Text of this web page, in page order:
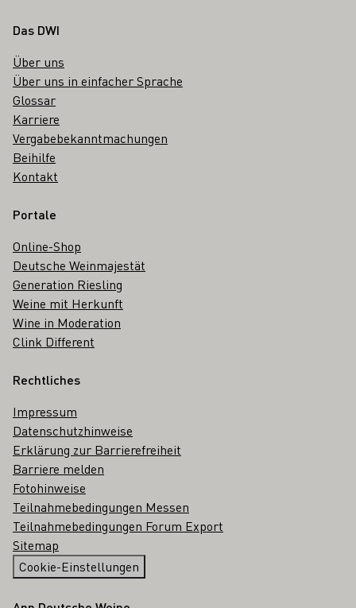
Fußbereich
Das DWI
Über uns
Über uns in einfacher Sprache
Glossar
Karriere
Vergabebekanntmachungen
Beihilfe
Kontakt
Portale
Online-Shop
Deutsche Weinmajestät
Generation Riesling
Weine mit Herkunft
Wine in Moderation
Clink Different
Rechtliches
Impressum
Datenschutzhinweise
Erklärung zur Barrierefreiheit
Barriere melden
Fotohinweise
Teilnahmebedingungen Messen
Teilnahmebedingungen Forum Export
Sitemap
Cookie-Einstellungen